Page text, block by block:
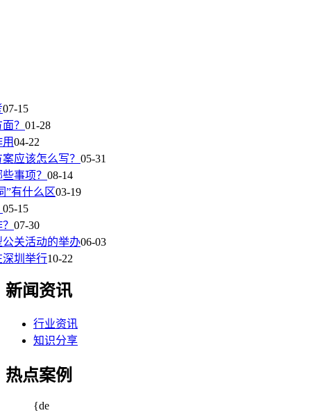
07-15
？ 01-28
04-22
应该怎么写？ 05-31
事项？ 08-14
”有什么区03-19
05-15
07-30
关活动的举办06-03
深圳举行10-22
新闻资讯
行业资讯
知识分享
热点案例
{de